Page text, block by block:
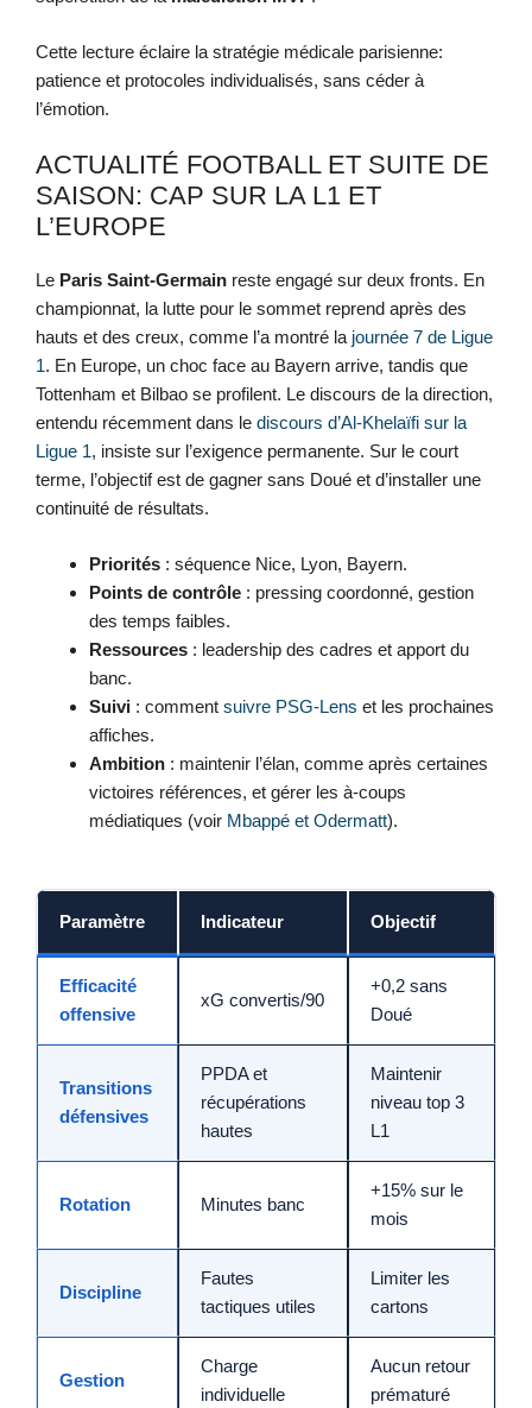
Cette lecture éclaire la stratégie médicale parisienne:
patience et protocoles individualisés, sans céder à
l’émotion.
ACTUALITÉ FOOTBALL ET SUITE DE
SAISON: CAP SUR LA L1 ET
L’EUROPE
Le Paris Saint-Germain reste engagé sur deux fronts. En
championnat, la lutte pour le sommet reprend après des
hauts et des creux, comme l’a montré la journée 7 de Ligue
1. En Europe, un choc face au Bayern arrive, tandis que
Tottenham et Bilbao se profilent. Le discours de la direction,
entendu récemment dans le discours d’Al-Khelaïfi sur la
Ligue 1, insiste sur l’exigence permanente. Sur le court
terme, l’objectif est de gagner sans Doué et d’installer une
continuité de résultats.
Priorités : séquence Nice, Lyon, Bayern.
Points de contrôle : pressing coordonné, gestion
des temps faibles.
Ressources : leadership des cadres et apport du
banc.
Suivi : comment suivre PSG-Lens et les prochaines
affiches.
Ambition : maintenir l’élan, comme après certaines
victoires références, et gérer les à-coups
médiatiques (voir Mbappé et Odermatt).
Paramètre Indicateur Objectif
Efficacité
offensive
xG convertis/90
+0,2 sans
Doué
Transitions
défensives
PPDA et
récupérations
hautes
Maintenir
niveau top 3
L1
Rotation Minutes banc
+15% sur le
mois
Discipline
Fautes
tactiques utiles
Limiter les
cartons
Gestion
Charge
individuelle
Aucun retour
prématuré